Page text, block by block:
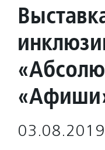
03.08.2019